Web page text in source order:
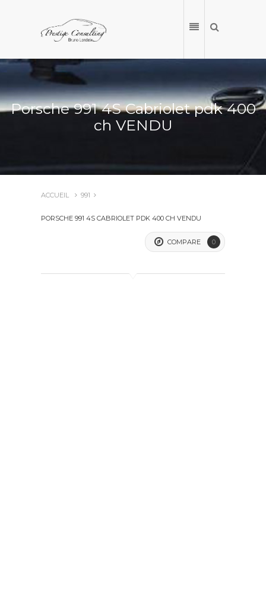
NOS VÉHICULES
Porsche 991 4S Cabriolet pdk 400
ch VENDU
ACCUEIL 991
PORSCHE 991 4S CABRIOLET PDK 400 CH VENDU
COMPARE 0